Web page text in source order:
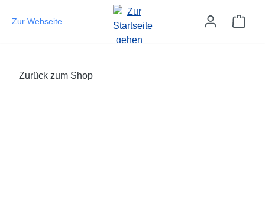
Zum Hauptinhalt springen
Zur Webseite
Zurück zum Shop